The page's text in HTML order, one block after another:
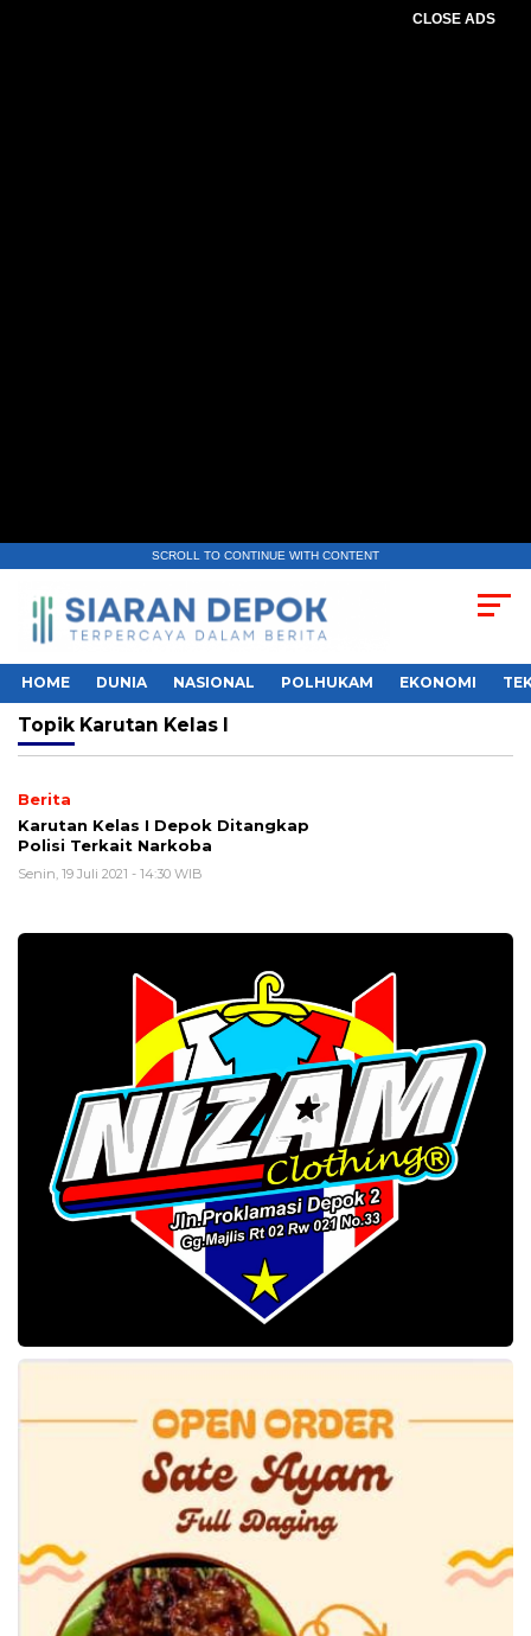
CLOSE ADS
SCROLL TO CONTINUE WITH CONTENT
HOME DUNIA NASIONAL POLHUKAM EKONOMI
Topik Karutan Kelas I
Berita
Karutan Kelas I Depok Ditangkap
Polisi Terkait Narkoba
Senin, 19 Juli 2021 - 14:30 WIB